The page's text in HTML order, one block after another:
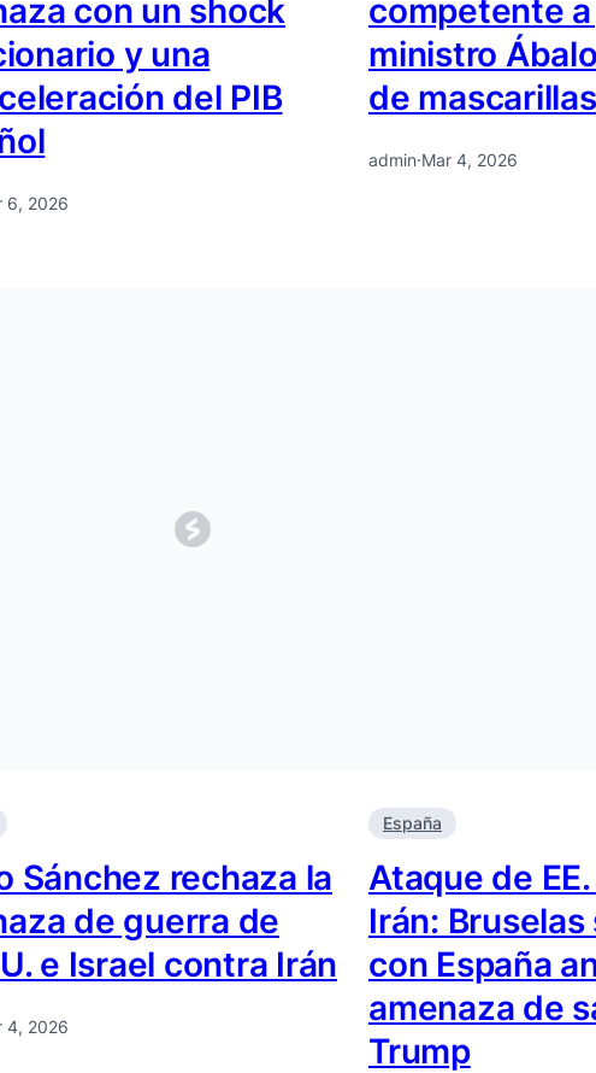
con un shock
y una
del PIB
6, 2026
competente
ministro
de mascarillas
admin·Mar 4, 2026
Sánchez rechaza la
de guerra de
e Israel contra Irán
4, 2026
España
Ataque de
Irán:
con España
amenaza de
Trump